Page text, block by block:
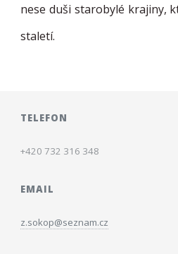
nese duši starobylé krajiny,
staletí.
TELEFON
+420 732 316 348
EMAIL
z.sokop@seznam.cz